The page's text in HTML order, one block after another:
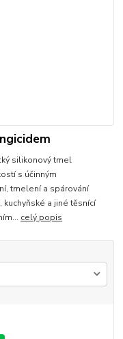
silikonový tmel
s účinným
tmelení a spárování
a jiné těsnící
celý popis